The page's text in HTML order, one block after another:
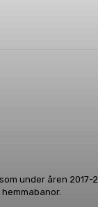
under åren